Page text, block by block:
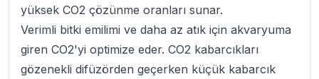
yüksek CO2 çözünme oranları sunar.
Verimli bitki emilimi ve daha az atık için akvaryuma
giren CO2'yi optimize eder. CO2 kabarcıkları
gözenekli difüzörden geçerken küçük kabarcık